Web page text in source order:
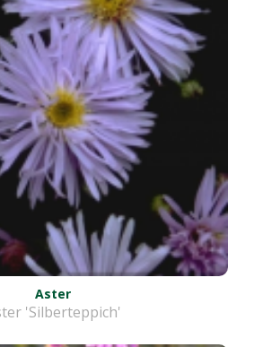
Aster
'Silberteppich'